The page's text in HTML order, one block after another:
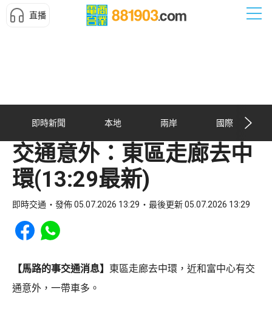
直播
即時新聞 本地 兩岸 國際
交通意外：東區走廊去中
環(13:29最新)
即時交通 發佈 05.07.2026 13:29 最後更新 05.07.2026 13:29
Share to Facebook
Share to WhatsApp
【馬路的事交通消息】 東區走廊去中環，近和富中心有交
通意外，一帶車多。